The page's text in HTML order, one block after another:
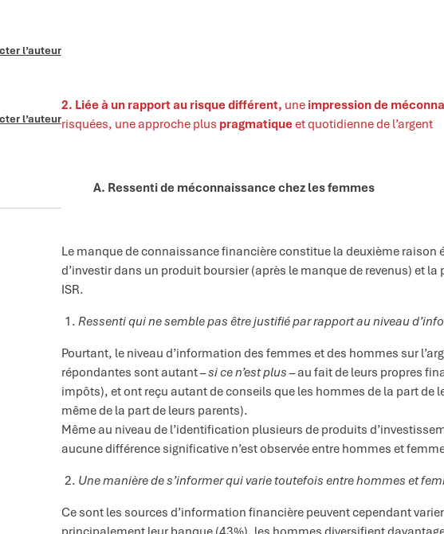
l’auteur
l’auteur
2. Liée à un rapport au risque différent, une impression de
risquées, une approche plus pragmatiqueet quotidienne de l’argent
A. Ressenti de méconnaissance chez les femmes
Le manque de connaissance financière constitue la deuxième raison
d’investir dans un produit boursier (après le manque de revenus) et la
ISR.
Ressenti qui ne semble pas être justifié par rapport au niveau
Pourtant, le niveau d’information des femmes et des hommes sur
répondantes sont autant– si ce n’est plus –au fait de leurs propres
impôts), et ont reçu autant de conseils que les hommes de la part de
même de la part de leurs parents).
Même au niveau de l’identification plusieurs de produits
aucune différence significative n’est observée entre hommes et
Une manière de s’informer qui varie toutefois entre hommes et
Ce sont les sources d’information financière peuvent cependant
principalement leur banque (43%), les hommes diversifient